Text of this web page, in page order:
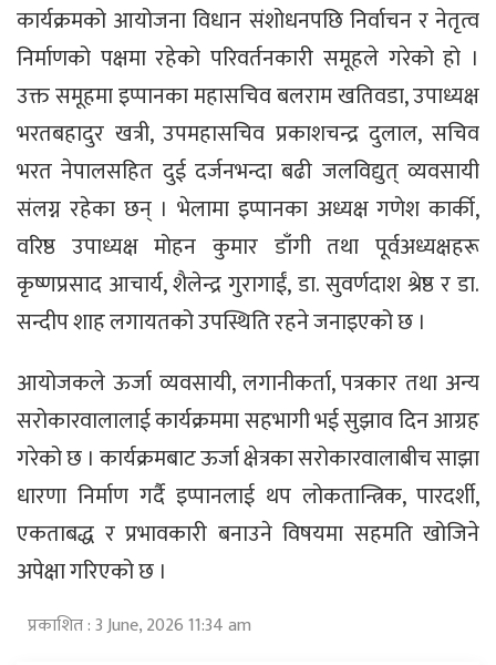
कार्यक्रमको आयोजना विधान संशोधनपछि निर्वाचन र नेतृत्व
निर्माणको पक्षमा रहेको परिवर्तनकारी समूहले गरेको हो ।
उक्त समूहमा इप्पानका महासचिव बलराम खतिवडा, उपाध्यक्ष
भरतबहादुर खत्री, उपमहासचिव प्रकाशचन्द्र दुलाल, सचिव
भरत नेपालसहित दुई दर्जनभन्दा बढी जलविद्युत् व्यवसायी
संलग्न रहेका छन् । भेलामा इप्पानका अध्यक्ष गणेश कार्की,
वरिष्ठ उपाध्यक्ष मोहन कुमार डाँगी तथा पूर्वअध्यक्षहरू
कृष्णप्रसाद आचार्य, शैलेन्द्र गुरागाईं, डा. सुवर्णदाश श्रेष्ठ र डा.
सन्दीप शाह लगायतको उपस्थिति रहने जनाइएको छ ।
आयोजकले ऊर्जा व्यवसायी, लगानीकर्ता, पत्रकार तथा अन्य
सरोकारवालालाई कार्यक्रममा सहभागी भई सुझाव दिन आग्रह
गरेको छ । कार्यक्रमबाट ऊर्जा क्षेत्रका सरोकारवालाबीच साझा
धारणा निर्माण गर्दै इप्पानलाई थप लोकतान्त्रिक, पारदर्शी,
एकताबद्ध र प्रभावकारी बनाउने विषयमा सहमति खोजिने
अपेक्षा गरिएको छ ।
प्रकाशित : 3 June, 2026 11:34 am